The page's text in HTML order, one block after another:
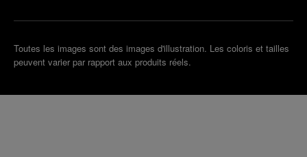
Toutes les images sont des images d'illustration. Les coloris et tailles
peuvent varier par rapport aux produits réels.